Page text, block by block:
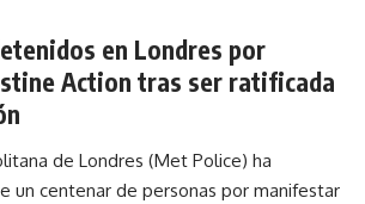
en Londres por
Action tras ser ratificada
de Londres (Met Police) ha
un centenar de personas por manifestar